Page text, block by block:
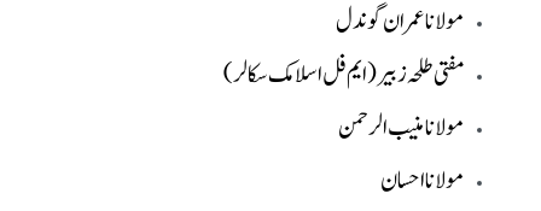
مولانا عمران گوندل
مفتی طلحہ زبیر (ایم فل اسلامک سکالر)
مولانا منیب الرحمن
مولانا احسان